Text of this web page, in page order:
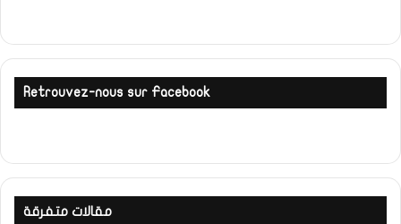
Retrouvez-nous sur Facebook
مقالات متفرقة